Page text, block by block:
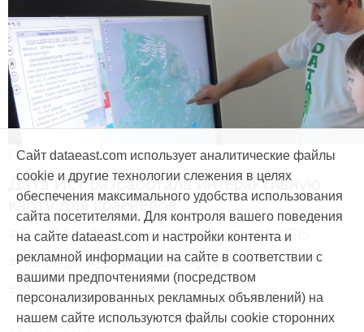
Продукты и услуги
Дата Ист разработала интерактивную
карту для краеведов
#CarryMap #Интерактивная карта #ArcGIS
#Природа #Дети #География
#Мобильная карта #Веб-приложение
Сайт dataeast.com использует аналитические файлы
cookie и другие технологии слежения в целях
обеспечения максимального удобства использования
сайта посетителями. Для контроля вашего поведения
на сайте dataeast.com и настройки контента и
рекламной информации на сайте в соответствии с
вашими предпочтениями (посредством
персонализированных рекламных объявлений) на
нашем сайте используются файлы cookie сторонних